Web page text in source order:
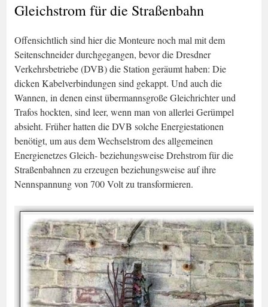
Gleichstrom für die Straßenbahn
Offensichtlich sind hier die Monteure noch mal mit dem
Seitenschneider durchgegangen, bevor die Dresdner
Verkehrsbetriebe (DVB) die Station geräumt haben: Die
dicken Kabelverbindungen sind gekappt. Und auch die
Wannen, in denen einst übermannsgroße Gleichrichter und
Trafos hockten, sind leer, wenn man von allerlei Gerümpel
absieht. Früher hatten die DVB solche Energiestationen
benötigt, um aus dem Wechselstrom des allgemeinen
Energienetzes Gleich- beziehungsweise Drehstrom für die
Straßenbahnen zu erzeugen beziehungsweise auf ihre
Nennspannung von 700 Volt zu transformieren.